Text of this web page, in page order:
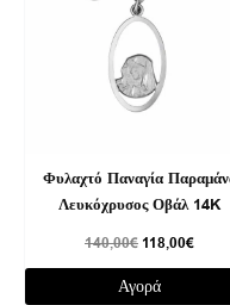
Φυλαχτό Παναγία
Λευκόχρυσος Οβάλ 14K
140,00€ 118,00€
Αγορά